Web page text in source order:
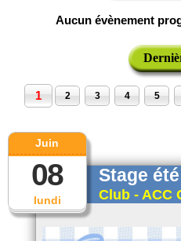
Aucun évènement
1 2 3 4 5
lundi
Juin
08 Stage
Club - ACC